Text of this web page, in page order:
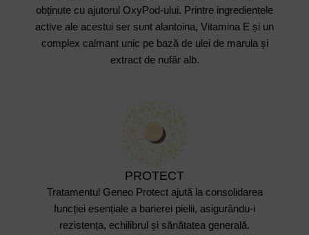
obținute cu ajutorul OxyPod-ului. Printre ingredientele
active ale acestui ser sunt alantoina, Vitamina E și un
complex calmant unic pe bază de ulei de marula și
extract de nufăr alb.
PROTECT
Tratamentul Geneo Protect ajută la consolidarea
funcției esențiale a barierei pielii, asigurându-i
rezistența, echilibrul și sănătatea generală.